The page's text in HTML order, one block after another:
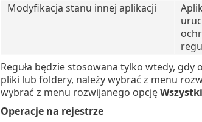
Modyfikacja stanu innej aplikacji
Reguła będzie stosowana tylko wtedy,
pliki lub foldery, należy wybrać z menu
wybrać z menu rozwijanego opcję
Operacje na rejestrze